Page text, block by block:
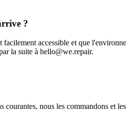
?
accessible et que
la suite à hello@we.repair.
nous les commandons et